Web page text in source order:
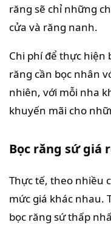
răng sẽ chỉ những
cửa và răng nanh.
Chi phí để thực hiện
răng cần bọc nhân
nhiên, với mỗi nha
khuyến mãi cho
Bọc răng sứ giá
Thực tế, theo nhiều
mức giá khác nhau.
bọc răng sứ thấp